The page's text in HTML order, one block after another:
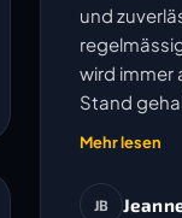
und
wird immer
Stand
und
Mehr lesen
JB